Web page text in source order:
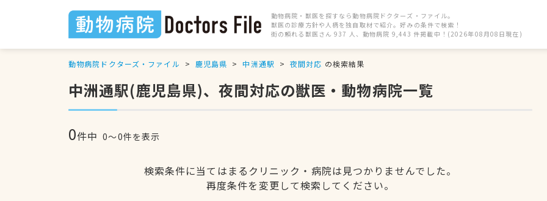
動物病院・獣医を探すなら動物病院ドクターズ・ファイル。
獣医の診療方針や人柄を独自取材で紹介。好みの条件で検索！
街の頼れる獣医さん 937 人、動物病院 9,443 件掲載中！(2026年08月08日現在)
動物病院ドクターズ・ファイル 鹿児島県 中洲通駅 夜間対応 の検索結果
中洲通駅(鹿児島県)、夜間対応の獣医・動物病院一覧
0件中 0〜0件を表示
検索条件に当てはまるクリニック・病院は見つかりませんでした。
再度条件を変更して検索してください。